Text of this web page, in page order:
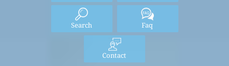
Faq
Search
Contact